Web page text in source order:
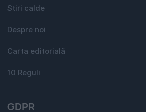
Stiri calde
Despre noi
Carta editorială
10 Reguli
GDPR